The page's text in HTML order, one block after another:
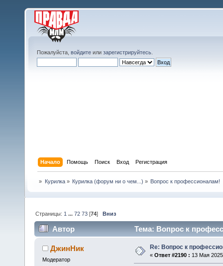
Пожалуйста, войдите или зарегистрируйтесь
Начало Помощь Поиск Вход Регистрация
» Курилка» Курилка (форум ни о чем...) » Вопрос к профессионалам!
Страницы: 1 ...72 73 [74]Вниз
Автор Тема: Вопрос к
ДжинНик
Модератор
Re: Вопрос к
« Ответ #2190 : 13 Мая